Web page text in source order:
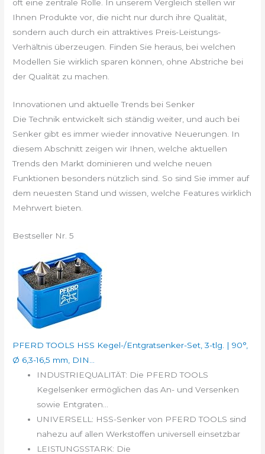
oft eine zentrale Rolle. In unserem Vergleich stellen wir
Ihnen Produkte vor, die nicht nur durch ihre Qualität,
sondern auch durch ein attraktives Preis-Leistungs-
Verhältnis überzeugen. Finden Sie heraus, bei welchen
Modellen Sie wirklich sparen können, ohne Abstriche bei
der Qualität zu machen.
Innovationen und aktuelle Trends bei Senker
Die Technik entwickelt sich ständig weiter, und auch bei
Senker gibt es immer wieder innovative Neuerungen. In
diesem Abschnitt zeigen wir Ihnen, welche aktuellen
Trends den Markt dominieren und welche neuen
Funktionen besonders nützlich sind. So sind Sie immer auf
dem neuesten Stand und wissen, welche Features wirklich
Mehrwert bieten.
Bestseller Nr. 5
PFERD TOOLS HSS Kegel-/Entgratsenker-Set, 3-tlg. | 90°,
Ø 6,3-16,5 mm, DIN...
INDUSTRIEQUALITÄT: Die PFERD TOOLS
Kegelsenker ermöglichen das An- und Versenken
sowie Entgraten...
UNIVERSELL: HSS-Senker von PFERD TOOLS sind
nahezu auf allen Werkstoffen universell einsetzbar
LEISTUNGSSTARK: Die